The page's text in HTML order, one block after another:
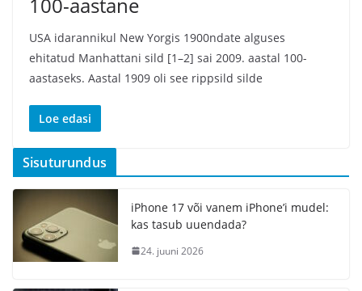
USA idarannikul New Yorgis 1900ndate alguses
ehitatud Manhattani sild [1–2] sai 2009. aastal 100-
aastaseks. Aastal 1909 oli see rippsild silde
Loe edasi
Sisuturundus
iPhone 17 või vanem iPhone’i mudel:
kas tasub uuendada?
24. juuni 2026